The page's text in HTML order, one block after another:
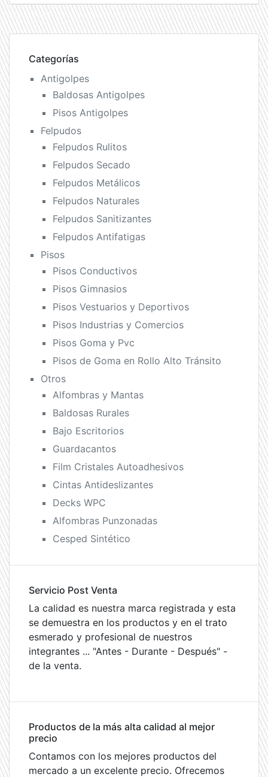
Categorías
Antigolpes
Baldosas Antigolpes
Pisos Antigolpes
Felpudos
Felpudos Rulitos
Felpudos Secado
Felpudos Metálicos
Felpudos Naturales
Felpudos Sanitizantes
Felpudos Antifatigas
Pisos
Pisos Conductivos
Pisos Gimnasios
Pisos Vestuarios y Deportivos
Pisos Industrias y Comercios
Pisos Goma y Pvc
Pisos de Goma en Rollo Alto Tránsito
Otros
Alfombras y Mantas
Baldosas Rurales
Bajo Escritorios
Guardacantos
Film Cristales Autoadhesivos
Cintas Antideslizantes
Decks WPC
Alfombras Punzonadas
Cesped Sintético
Servicio Post Venta
La calidad es nuestra marca registrada y esta
se demuestra en los productos y en el trato
esmerado y profesional de nuestros
integrantes ... "Antes - Durante - Después" -
de la venta.
Productos de la más alta calidad al mejor
precio
Contamos con los mejores productos del
mercado a un excelente precio. Ofrecemos